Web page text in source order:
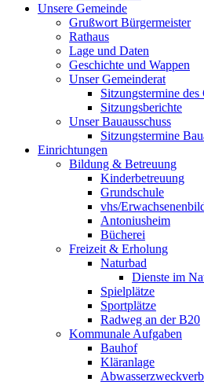
Unsere Gemeinde
Grußwort Bürgermeister
Rathaus
Lage und Daten
Geschichte und Wappen
Unser Gemeinderat
Sitzungstermine des
Sitzungsberichte
Unser Bauausschuss
Sitzungstermine
Einrichtungen
Bildung & Betreuung
Kinderbetreuung
Grundschule
vhs/
Antoniusheim
Bücherei
Freizeit & Erholung
Naturbad
Dienste im
Spielplätze
Sportplätze
Radweg an der B20
Kommunale Aufgaben
Bauhof
Kläranlage